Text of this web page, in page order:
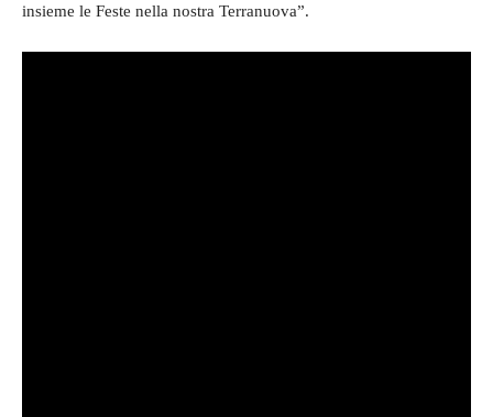
insieme le Feste nella nostra Terranuova”.